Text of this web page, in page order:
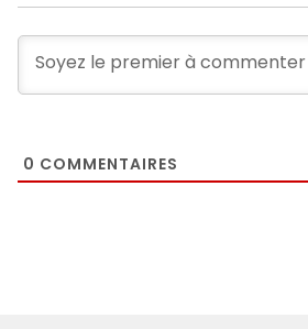
0 COMMENTAIRES